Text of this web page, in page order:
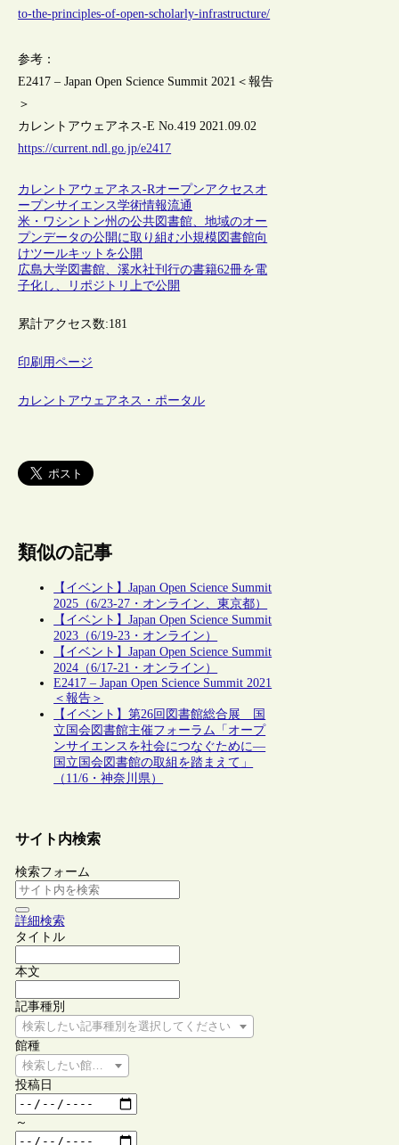
to-the-principles-of-open-scholarly-infrastructure/
参考：
E2417 – Japan Open Science Summit 2021＜報告
＞
カレントアウェアネス-E No.419 2021.09.02
https://current.ndl.go.jp/e2417
カレントアウェアネス-Rオープンアクセス オ
ープンサイエンス学術情報流通
米・ワシントン州の公共図書館、地域のオー
プンデータの公開に取り組む小規模図書館向
けツールキットを公開
広島大学図書館、溪水社刊行の書籍62冊を電
子化し、リポジトリ上で公開
累計アクセス数:181
印刷用ページ
カレントアウェアネス・ポータル
類似の記事
【イベント】Japan Open Science Summit
2025（6/23-27・オンライン、東京都）
【イベント】Japan Open Science Summit
2023（6/19-23・オンライン）
【イベント】Japan Open Science Summit
2024（6/17-21・オンライン）
E2417 – Japan Open Science Summit 2021
＜報告＞
【イベント】第26回図書館総合展 国
立国会図書館主催フォーラム「オープ
ンサイエンスを社会につなぐために―
国立国会図書館の取組を踏まえて」
（11/6・神奈川県）
サイト内検索
検索フォーム
詳細検索
タイトル
本文
記事種別
検索したい記事種別を選択してください
館種
検索したい館種を選択してください
投稿日
～